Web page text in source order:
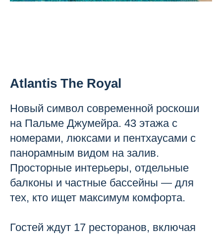
Atlantis The Royal
Новый символ современной роскоши
на Пальме Джумейра. 43 этажа с
номерами, люксами и пентхаусами с
панорамным видом на залив.
Просторные интерьеры, отдельные
балконы и частные бассейны — для
тех, кто ищет максимум комфорта.
Гостей ждут 17 ресторанов, включая